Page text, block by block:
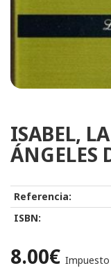
ISABEL,
ÁNGELES
Referencia:
ISBN:
8.00€ Impuesto